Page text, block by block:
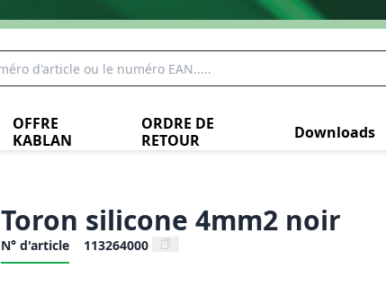
OFFRE
KABLAN
ORDRE DE
RETOUR
Downloads
Toron silicone 4mm2 noir
N° d'article 113264000